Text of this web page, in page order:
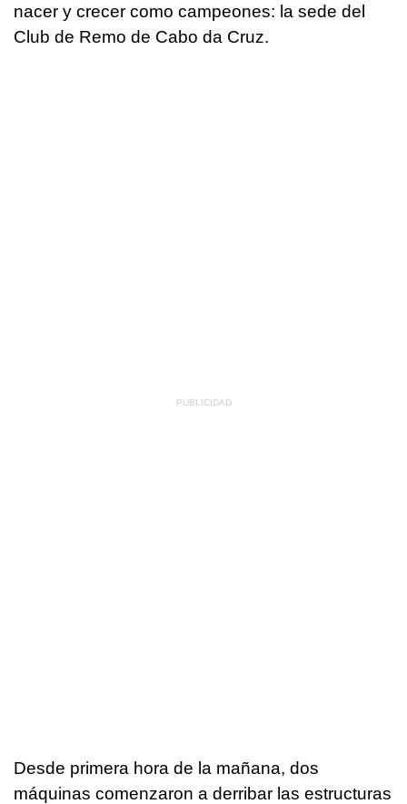
nacer y crecer como campeones: la sede del
Club de Remo de Cabo da Cruz.
Desde primera hora de la mañana, dos
máquinas comenzaron a derribar las estructuras